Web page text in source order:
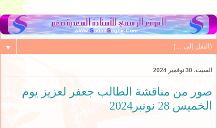
▼
السبت، 30 نوفمبر 2024
صور من مناقشة الطالب جعفر لعزيز يوم
الخميس 28 نونبر2024